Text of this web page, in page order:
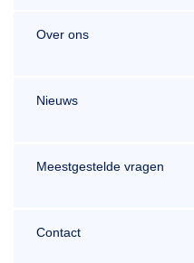
Over ons
Nieuws
Meestgestelde vragen
Contact